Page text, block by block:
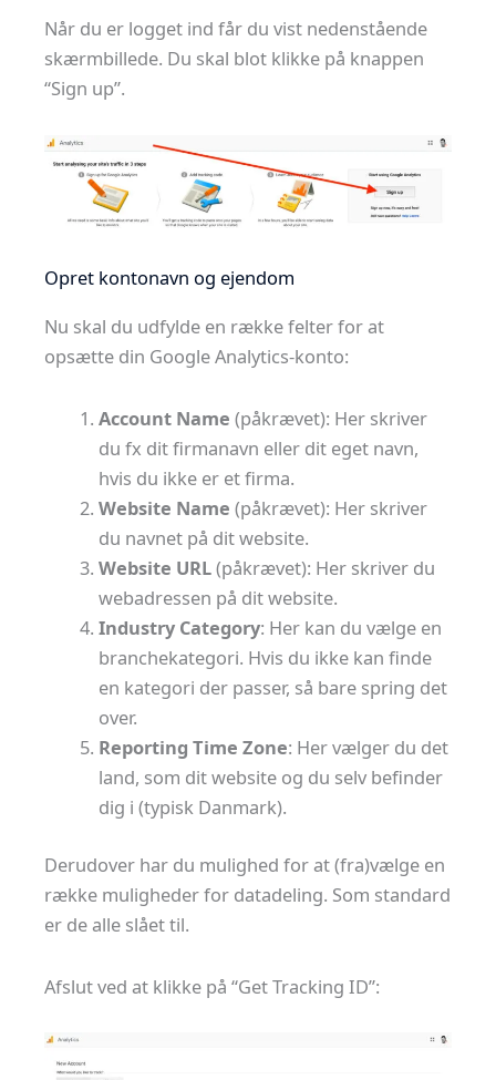
Når du er logget ind får du vist nedenstående
skærmbillede. Du skal blot klikke på knappen
“Sign up”.
Opret kontonavn og ejendom
Nu skal du udfylde en række felter for at
opsætte din Google Analytics-konto:
Account Name (påkrævet): Her skriver
du fx dit firmanavn eller dit eget navn,
hvis du ikke er et firma.
Website Name (påkrævet): Her skriver
du navnet på dit website.
Website URL(påkrævet): Her skriver du
webadressen på dit website.
Industry Category: Her kan du vælge en
branchekategori. Hvis du ikke kan finde
en kategori der passer, så bare spring det
over.
Reporting Time Zone: Her vælger du det
land, som dit website og du selv befinder
dig i (typisk Danmark).
Derudover har du mulighed for at (fra)vælge en
række muligheder for datadeling. Som standard
er de alle slået til.
Afslut ved at klikke på “Get Tracking ID”: